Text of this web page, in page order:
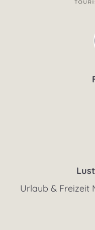
Urlaub & Freizeit